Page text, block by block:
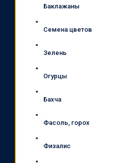
Баклажаны
Семена цветов
Зелень
Огурцы
Бахча
Фасоль, горох
Физалис